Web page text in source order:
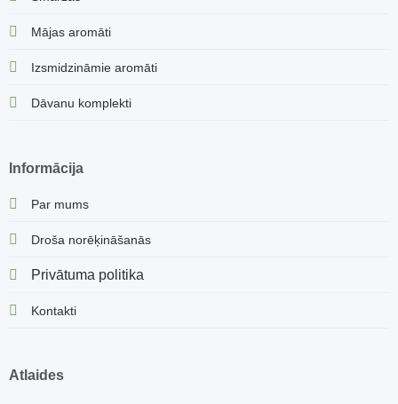
Mājas aromāti
Izsmidzināmie aromāti
Dāvanu komplekti
Informācija
Par mums
Droša norēķināšanās
Privātuma politika
Kontakti
Atlaides